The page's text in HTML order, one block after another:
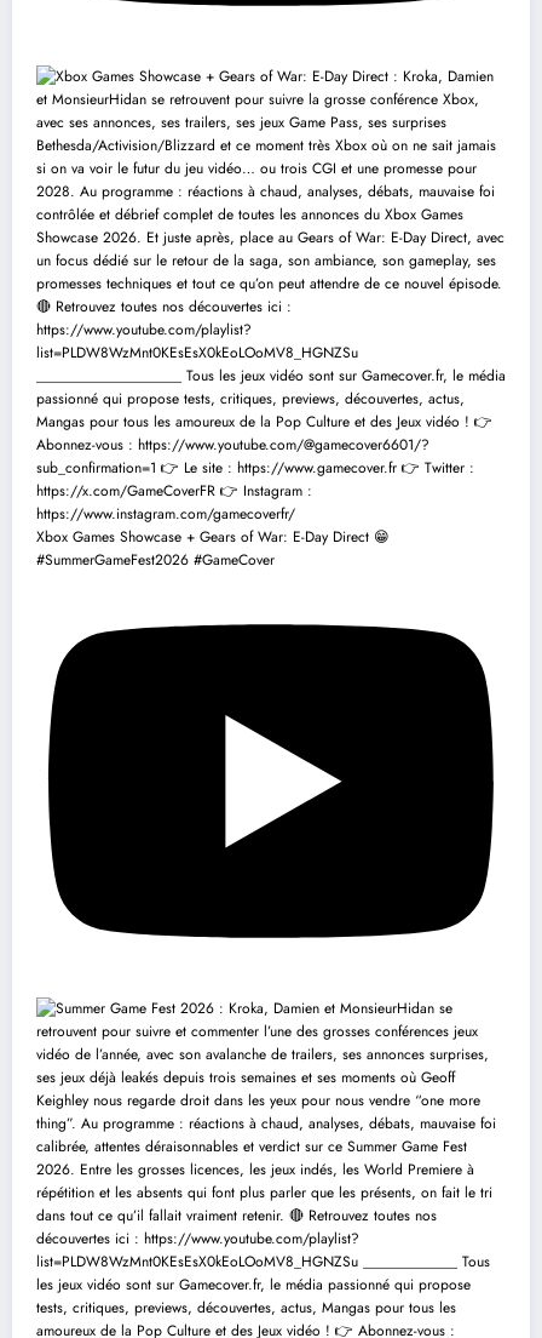
Xbox Games Showcase + Gears of War: E-Day Direct 😁
#SummerGameFest2026 #GameCover